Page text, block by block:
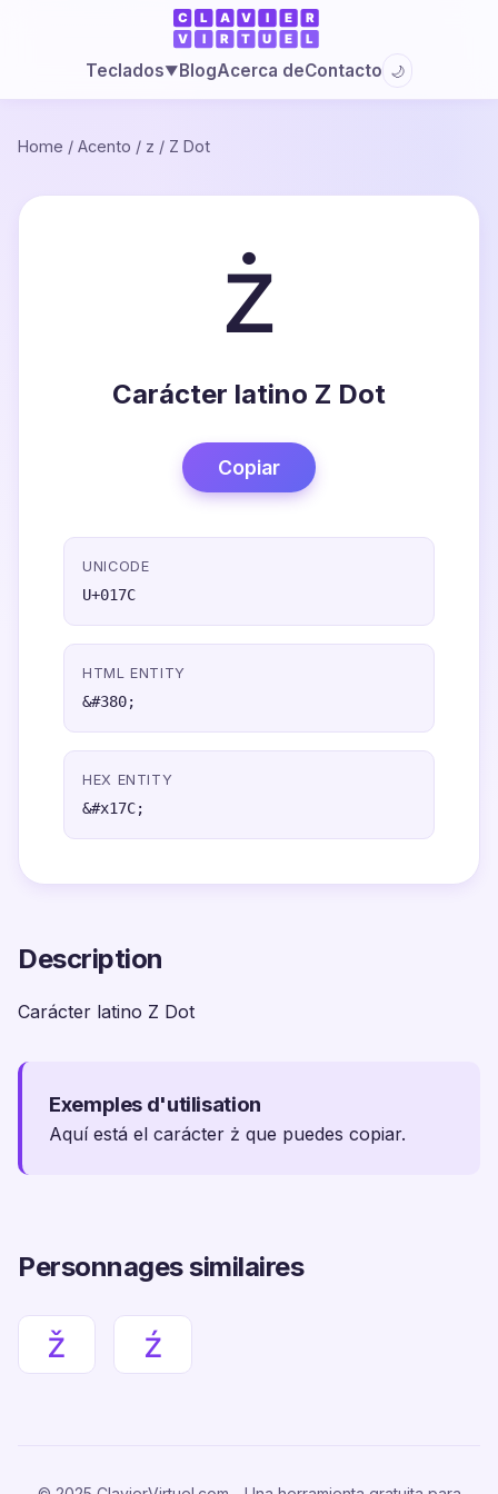
Teclados▼BlogAcerca deContacto 🌙
Home / Acento / z / Z Dot
ż
Carácter latino Z Dot
Copiar
UNICODE
U+017C
HTML ENTITY
&#380;
HEX ENTITY
&#x17C;
Description
Carácter latino Z Dot
Exemples d'utilisation
Aquí está el carácter ż que puedes copiar.
Personnages similaires
ž ź